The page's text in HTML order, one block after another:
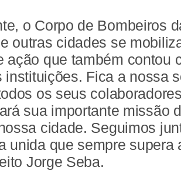
o Corpo de Bombeiros
outras cidades se
ação que também contou
instituições. Fica a nossa
os seus
sua importante missão
cidade. Seguimos
unida que sempre supera
Jorge Seba.